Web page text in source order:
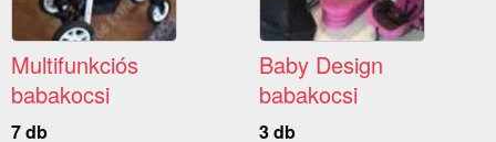
Multifunkciós
babakocsi
7 db
Baby Design
babakocsi
3 db